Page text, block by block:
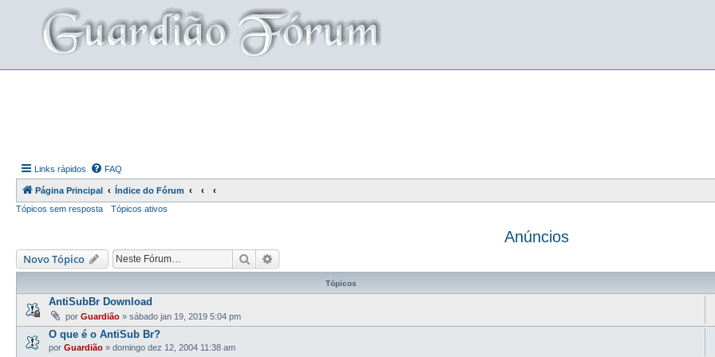
Links rápidos FAQ
Página Principal
Índice do Fórum
Tópicos sem resposta
Tópicos ativos
Anúncios
Novo Tópico Pesquisar
Tópicos
AntiSubBr Download
por Guardião » sábado jan 19, 2019 5:04 pm
O que é o AntiSub Br?
por Guardião » domingo dez 12, 2004 11:38 am